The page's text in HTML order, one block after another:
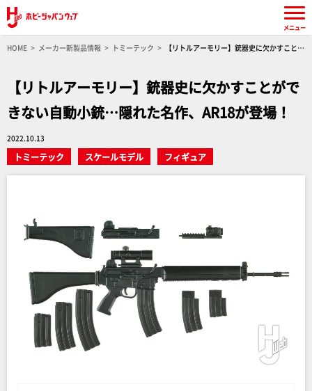
HOME メーカー新製品情報 トミーテック
【リトルアーモリー】銃器史に欠かすことが
【リトルアーモリー】銃器史に欠かすことがで
きない自動小銃…隠れた名作、AR18が登場！
2022.10.13
トミーテック スケールモデル フィギュア
メニュー